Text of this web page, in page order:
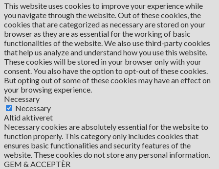
This website uses cookies to improve your experience while
you navigate through the website. Out of these cookies, the
cookies that are categorized as necessary are stored on your
browser as they are as essential for the working of basic
functionalities of the website. We also use third-party cookies
that help us analyze and understand how you use this website.
These cookies will be stored in your browser only with your
consent. You also have the option to opt-out of these cookies.
But opting out of some of these cookies may have an effect on
your browsing experience.
Necessary
Necessary
Altid aktiveret
Necessary cookies are absolutely essential for the website to
function properly. This category only includes cookies that
ensures basic functionalities and security features of the
website. These cookies do not store any personal information.
GEM & ACCEPTÈR